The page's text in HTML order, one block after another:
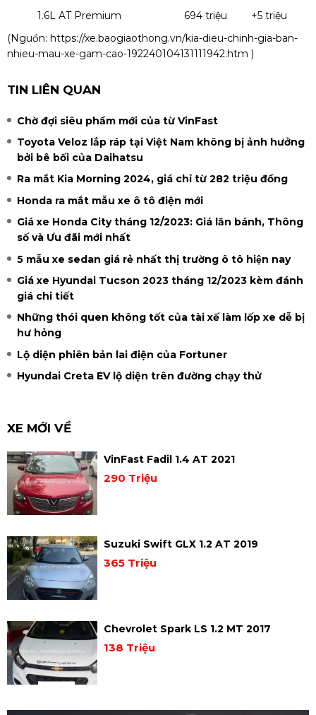
1.6L AT Premium 694 triệu
+5 triệu
(Nguồn: https://xe.baogiaothong.vn/kia-dieu-chinh-gia-ban-
nhieu-mau-xe-gam-cao-192240104131111942.htm )
TIN LIÊN QUAN
Chờ đợi siêu phẩm mới của từ VinFast
Toyota Veloz lắp ráp tại Việt Nam không bị ảnh hưởng
bởi bê bối của Daihatsu
Ra mắt Kia Morning 2024, giá chỉ từ 282 triệu đồng
Honda ra mắt mẫu xe ô tô điện mới
Giá xe Honda City tháng 12/2023: Giá lăn bánh, Thông
số và Ưu đãi mới nhất
5 mẫu xe sedan giá rẻ nhất thị trường ô tô hiện nay
Giá xe Hyundai Tucson 2023 tháng 12/2023 kèm đánh
giá chi tiết
Những thói quen không tốt của tài xế làm lốp xe dễ bị
hư hỏng
Lộ diện phiên bản lai điện của Fortuner
Hyundai Creta EV lộ diện trên đường chạy thử
XE MỚI VỀ
VinFast Fadil 1.4 AT 2021
290 Triệu
Suzuki Swift GLX 1.2 AT 2019
365 Triệu
Chevrolet Spark LS 1.2 MT 2017
138 Triệu